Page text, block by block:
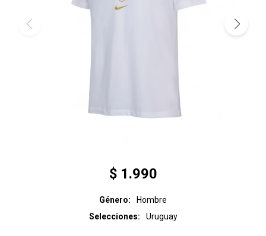
$ 1.990
Género
Hombre
Selecciones
Uruguay